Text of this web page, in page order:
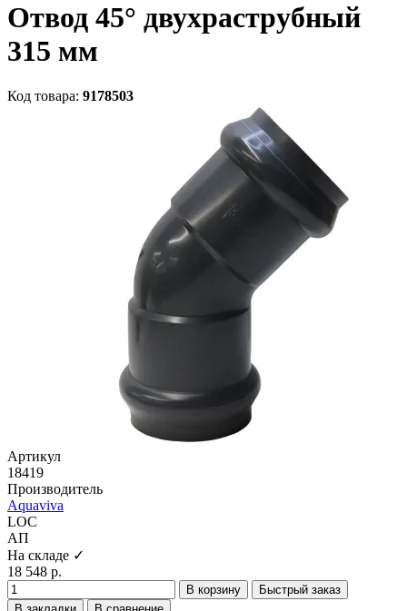
Отвод 45° двухраструбный
315 мм
Код товара: 9178503
Артикул
18419
Производитель
Aquaviva
LOC
АП
На складе ✓
18 548 р.
В корзину
Быстрый заказ